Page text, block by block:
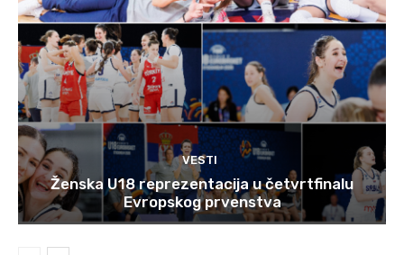
VESTI
Ženska U18 reprezentacija u četvrtfinalu
Evropskog prvenstva